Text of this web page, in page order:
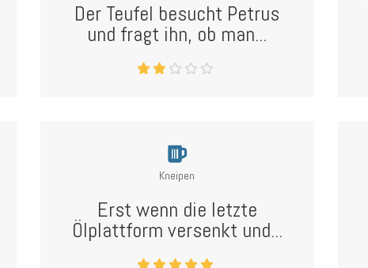
Der Teufel besucht Petrus
und fragt ihn, ob man...
Kneipen
Erst wenn die letzte
Ölplattform versenkt und...